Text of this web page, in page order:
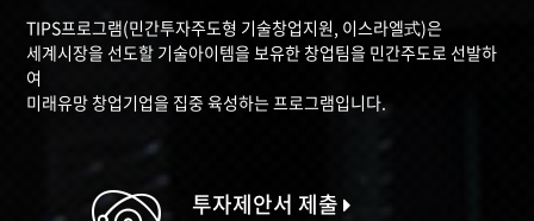
TIPS프로그램(민간투자주도형 기술창업지원, 이스라엘式)은
세계시장을 선도할 기술아이템을 보유한 창업팀을 민간주도로 선발하
여
미래유망 창업기업을 집중 육성하는 프로그램입니다.
투자제안서 제출